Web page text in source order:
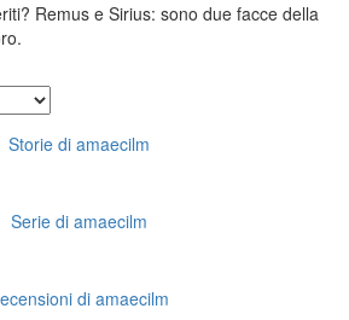
Remus e Sirius: sono due facce della
Storie di amaecilm
Serie di amaecilm
di amaecilm